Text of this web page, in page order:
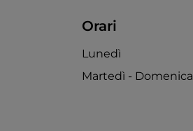
Orari
Lunedì
Martedì - Domenica